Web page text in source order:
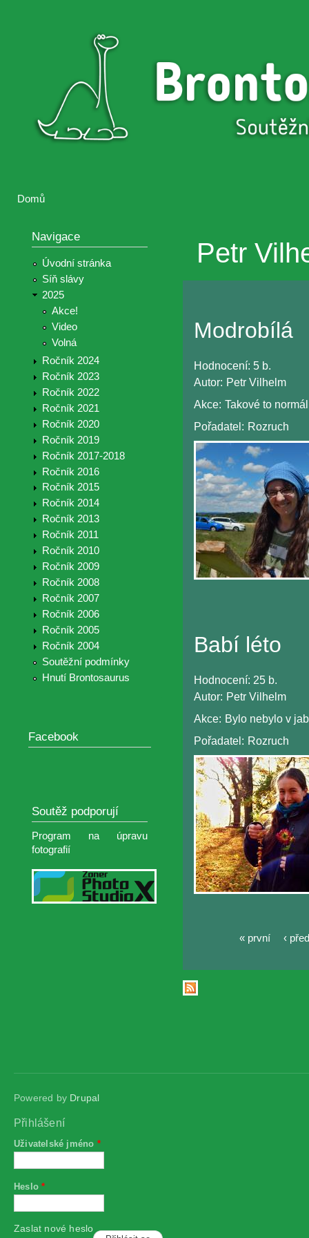
Brontosaurus
Brontosaurus
Domů
Navigace
Úvodní stránka
Síň slávy
2025
Akce!
Video
Volná
Ročník 2024
Ročník 2023
Ročník 2022
Ročník 2021
Ročník 2020
Ročník 2019
Ročník 2017-2018
Ročník 2016
Ročník 2015
Ročník 2014
Ročník 2013
Ročník 2011
Ročník 2010
Ročník 2009
Ročník 2008
Ročník 2007
Ročník 2006
Ročník 2005
Ročník 2004
Soutěžní podmínky
Hnutí Brontosaurus
Facebook
Soutěž podporují
Program na úpravu
fotografií
Petr
Modrobílá
Hodnocení: 5 b.
Autor: Petr Vilhelm
Akce: Takové to
Pořadatel: Rozruch
Babí léto
Hodnocení: 25 b.
Autor: Petr Vilhelm
Akce: Bylo nebylo v
Pořadatel: Rozruch
« první ‹
Powered by Drupal
Přihlášení
Uživatelské jméno *
Heslo*
Zaslat nové heslo